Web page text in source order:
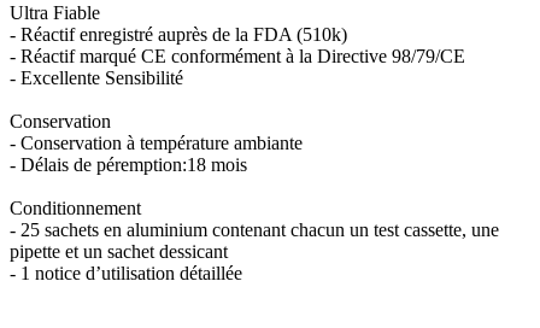
Ultra Fiable
- Réactif enregistré auprès de la FDA (510k)
- Réactif marqué CE conformément à la Directive 98/79/CE
- Excellente Sensibilité
Conservation
- Conservation à température ambiante
- Délais de péremption:18 mois
Conditionnement
- 25 sachets en aluminium contenant chacun un test cassette, une
pipette et un sachet dessicant
- 1 notice d’utilisation détaillée